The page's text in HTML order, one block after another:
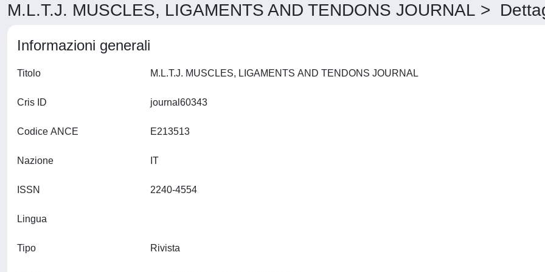
M.L.T.J. MUSCLES, LIGAMENTS AND TENDONS JOURNAL >
Informazioni generali
Titolo
Cris ID
Codice ANCE
Nazione
ISSN
Lingua
Tipo Rivista